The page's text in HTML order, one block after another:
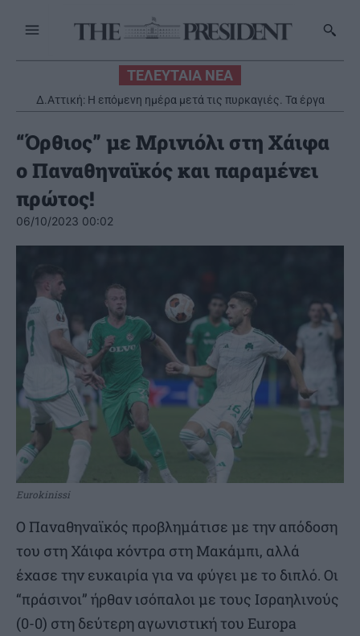
ΤΕΛΕΥΤΑΙΑ ΝΕΑ
Δ.Αττική: Η επόμενη ημέρα μετά τις πυρκαγιές. Τα έργα
Antinero και η αποκατάσταση
“Όρθιος” με Μρινιόλι στη Χάιφα
ο Παναθηναϊκός και παραμένει
πρώτος!
06/10/2023 00:02
Eurokinissi
Ο Παναθηναϊκός προβλημάτισε με την απόδοση
του στη Χάιφα κόντρα στη Μακάμπι, αλλά
έχασε την ευκαιρία για να φύγει με το διπλό. Οι
“πράσινοι” ήρθαν ισόπαλοι με τους Ισραηλινούς
(0-0) στη δεύτερη αγωνιστική του Europa